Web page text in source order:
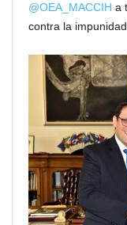
@OEA_MACCIH a
contra la